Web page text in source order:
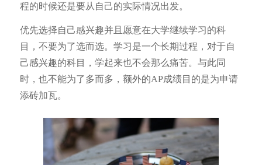
程的时候还是要从自己的实际情况出发。
优先选择自己感兴趣并且愿意在大学继续学习的科
目，不要为了选而选。学习是一个长期过程，对于自
己感兴趣的科目，学起来也不会那么痛苦。与此同
时，也不能为了多而多，额外的AP成绩目的是为申请
添砖加瓦。